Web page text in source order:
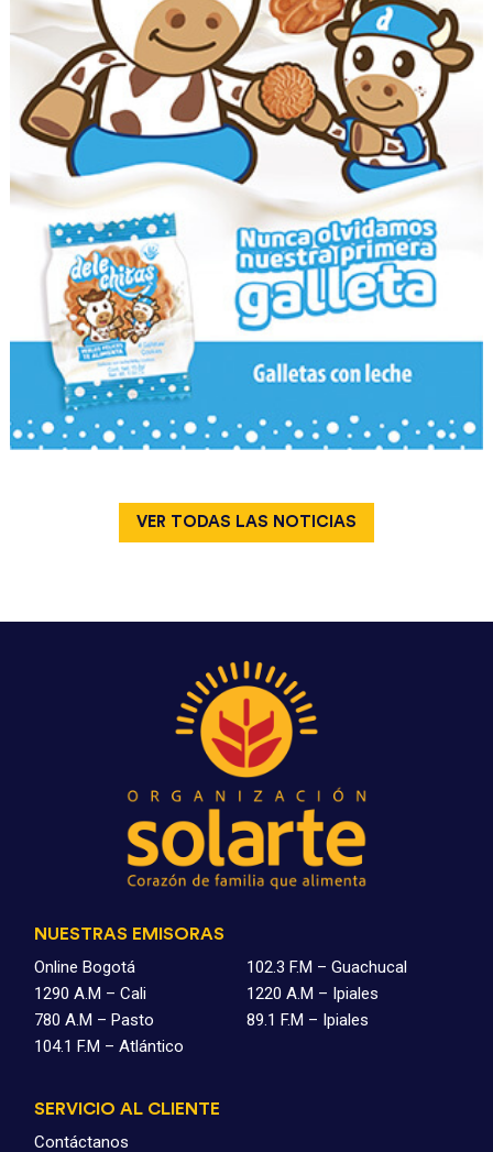
VER TODAS LAS NOTICIAS
NUESTRAS EMISORAS
Online Bogotá
1290 A.M – Cali
780 A.M – Pasto
104.1 F.M – Atlántico
102.3 F.M – Guachucal
1220 A.M – Ipiales
89.1 F.M – Ipiales
SERVICIO AL CLIENTE
Contáctanos